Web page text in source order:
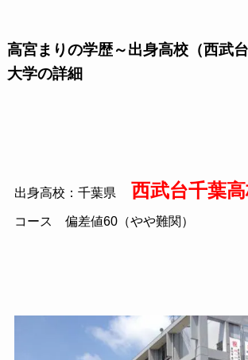
高宮まりの学歴～出身高校（西武
大学の詳細
出身高校：千葉県 西武台千葉
コース 偏差値60（やや難関）